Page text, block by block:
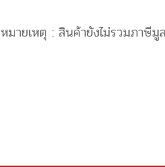
หมายเหตุ : สินค้ายังไม่รวมภาษีมู